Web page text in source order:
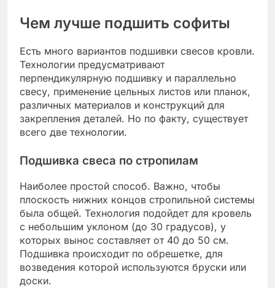
Чем лучше подшить софиты
Есть много вариантов подшивки свесов кровли.
Технологии предусматривают
перпендикулярную подшивку и параллельно
свесу, применение цельных листов или планок,
различных материалов и конструкций для
закрепления деталей. Но по факту, существует
всего две технологии.
Подшивка свеса по стропилам
Наиболее простой способ. Важно, чтобы
плоскость нижних концов стропильной системы
была общей. Технология подойдет для кровель
с небольшим уклоном (до 30 градусов), у
которых вынос составляет от 40 до 50 см.
Подшивка происходит по обрешетке, для
возведения которой используются бруски или
доски.